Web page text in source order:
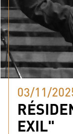
03/11/
EXIL"